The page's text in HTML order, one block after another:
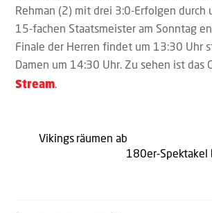
Rehman (2) mit drei 3:0-Erfolgen durch
15-fachen Staatsmeister am Sonntag
Finale der Herren findet um 13:30 Uhr
Damen um 14:30 Uhr. Zu sehen ist das
Stream.
Vikings räumen ab
180er-Spektakel